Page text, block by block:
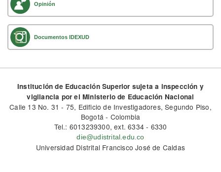
Opinión
Documentos IDEXUD
Institución de Educación Superior sujeta a inspección y
vigilancia por el Ministerio de Educación Nacional
Calle 13 No. 31 - 75, Edificio de Investigadores, Segundo Piso,
Bogotá - Colombia
Tel.: 6013239300, ext. 6334 - 6330
die@udistrital.edu.co
Universidad Distrital Francisco José de Caldas